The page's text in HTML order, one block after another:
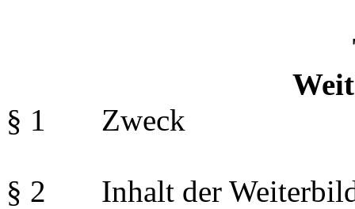
§ 1 Zweck
§ 2 Inhalt der